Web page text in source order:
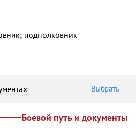
подполковник
Выбрать
Боевой путь и документы